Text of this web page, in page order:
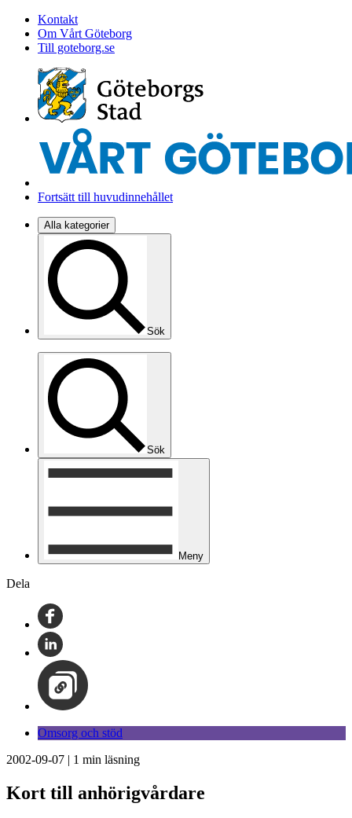
Kontakt
Om Vårt Göteborg
Till goteborg.se
Fortsätt till huvudinnehållet
Alla kategorier
Sök
Sök
Meny
Dela
Omsorg och stöd
2002-09-07 | 1 min läsning
Kort till anhörigvårdare